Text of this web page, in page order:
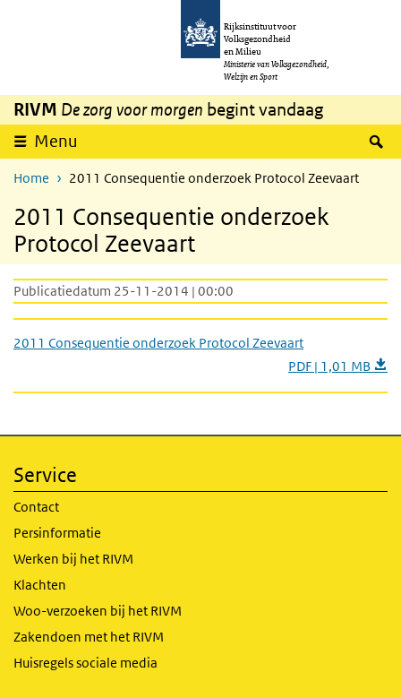
Overslaan en naar de inhoud gaan
Rijksinstituut voor
Volksgezondheid
en Milieu
Ministerie van Volksgezondheid,
Welzijn en Sport
RIVM De zorg voor morgen begint vandaag
Menu
Home 2011 Consequentie onderzoek Protocol Zeevaart
2011 Consequentie onderzoek
Protocol Zeevaart
Publicatiedatum 25-11-2014 | 00:00
2011 Consequentie onderzoek Protocol Zeevaart
PDF | 1,01 MB
Service
Contact
Persinformatie
Werken bij het RIVM
Klachten
Woo-verzoeken bij het RIVM
Zakendoen met het RIVM
Huisregels sociale media